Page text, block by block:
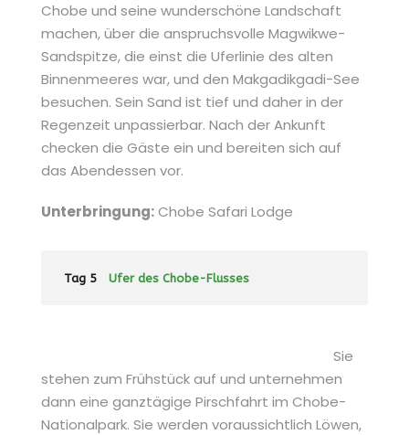
Chobe und seine wunderschöne Landschaft
machen, über die anspruchsvolle Magwikwe-
Sandspitze, die einst die Uferlinie des alten
Binnenmeeres war, und den Makgadikgadi-See
besuchen. Sein Sand ist tief und daher in der
Regenzeit unpassierbar. Nach der Ankunft
checken die Gäste ein und bereiten sich auf
das Abendessen vor.
Unterbringung:Chobe Safari Lodge
Tag 5 Ufer des Chobe-Flusses
Sie
stehen zum Frühstück auf und unternehmen
dann eine ganztägige Pirschfahrt im Chobe-
Nationalpark. Sie werden voraussichtlich Löwen,